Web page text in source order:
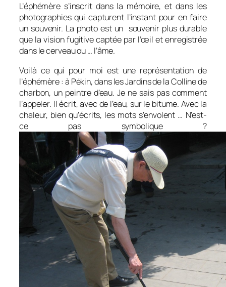
L’éphémère s’inscrit dans la mémoire, et dans les
photographies qui capturent l’instant pour en faire
un souvenir. La photo est un souvenir plus durable
que la vision fugitive captée par l’œil et enregistrée
dans le cerveau ou … l’âme.
Voilà ce qui pour moi est une représentation de
l’éphémère : à Pékin, dans les Jardins de la Colline de
charbon, un peintre d’eau. Je ne sais pas comment
l’appeler. Il écrit, avec de l’eau, sur le bitume. Avec la
chaleur, bien qu’écrits, les mots s’envolent … N’est-
ce pas symbolique ?